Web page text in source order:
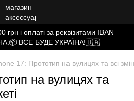
грн і оплаті за реквізитами IBAN —
ВСЕ БУДЕ УКРАЇНА!🇺🇦
17: Прототип на вулицях та всі
на вулицях та